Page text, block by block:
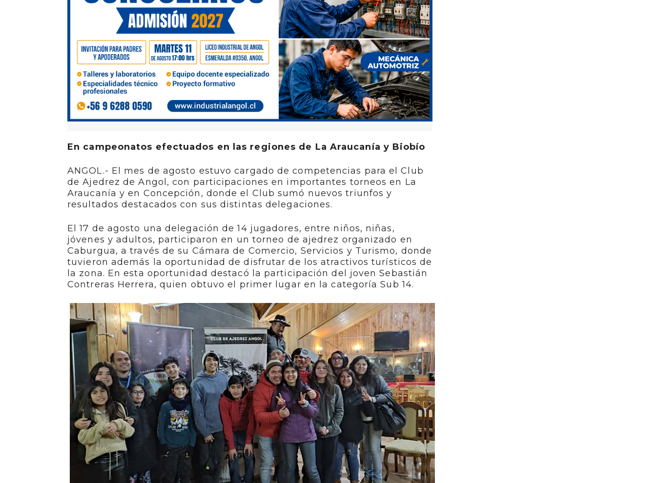
En campeonatos efectuados en las regiones de La Araucanía y Biobío
ANGOL.- El mes de agosto estuvo cargado de competencias para el Club
de Ajedrez de Angol, con participaciones en importantes torneos en La
Araucanía y en Concepción, donde el Club sumó nuevos triunfos y
resultados destacados con sus distintas delegaciones.
El 17 de agosto una delegación de 14 jugadores, entre niños, niñas,
jóvenes y adultos, participaron en un torneo de ajedrez organizado en
Caburgua, a través de su Cámara de Comercio, Servicios y Turismo, donde
tuvieron además la oportunidad de disfrutar de los atractivos turísticos de
la zona. En esta oportunidad destacó la participación del joven Sebastián
Contreras Herrera, quien obtuvo el primer lugar en la categoría Sub 14.